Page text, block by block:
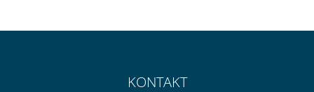
KONTAKT